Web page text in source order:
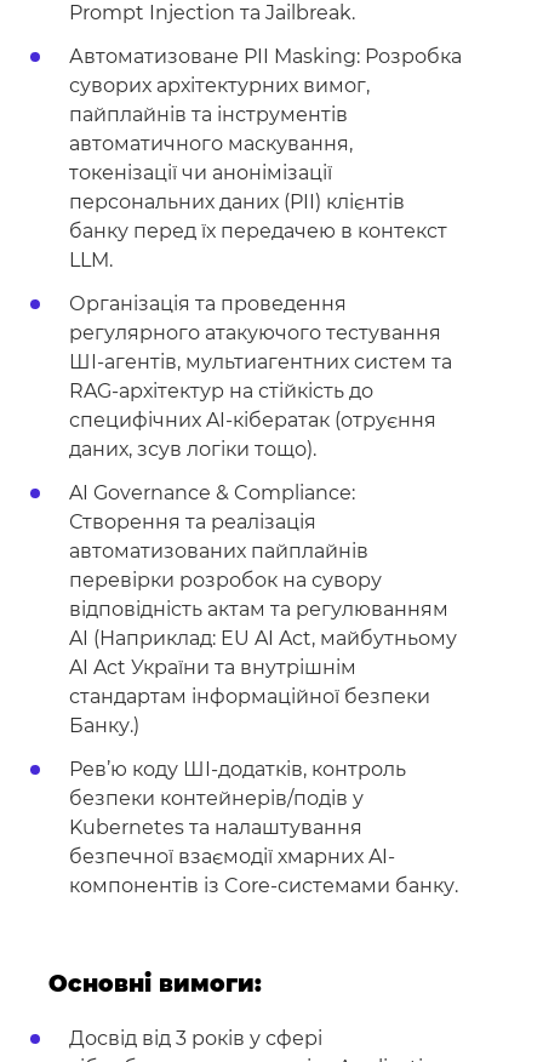
Prompt Injection та Jailbreak.
Автоматизоване PII Masking: Розробка
суворих архітектурних вимог,
пайплайнів та інструментів
автоматичного маскування,
токенізації чи анонімізації
персональних даних (PII) клієнтів
банку перед їх передачею в контекст
LLM.
Організація та проведення
регулярного атакуючого тестування
ШІ-агентів, мультиагентних систем та
RAG-архітектур на стійкість до
специфічних AI-кібератак (отруєння
даних, зсув логіки тощо).
AI Governance & Compliance:
Створення та реалізація
автоматизованих пайплайнів
перевірки розробок на сувору
відповідність актам та регулюванням
AI (Наприклад: EU AI Act, майбутньому
AI Act України та внутрішнім
стандартам інформаційної безпеки
Банку.)
Рев’ю коду ШІ-додатків, контроль
безпеки контейнерів/подів у
Kubernetes та налаштування
безпечної взаємодії хмарних AI-
компонентів із Core-системами банку.
Основні вимоги:
Досвід від 3 років у сфері